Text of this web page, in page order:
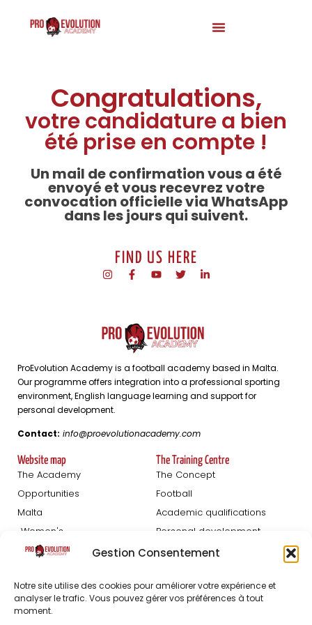
Gestion Consentement
Notre site utilise des cookies pour améliorer votre expérience et
analyser le trafic. Vous pouvez gérer vos préférences à tout
moment.
Congratulations,
votre candidature a bien
été prise en compte !
Un mail de confirmation vous a été
envoyé et vous recevrez votre
convocation officielle via WhatsApp
dans les jours qui suivent.
FIND US HERE
ProEvolution Academy is a football academy based in Malta.
Our programme offers integration into a professional sporting
environment, English language learning and support for
personal development.
Contact: info@proevolutionacademy.com
Website map
The Academy
Opportunities
Malta
Women's
Blog
The Training Centre
The Concept
Football
Academic qualifications
Personal development
Football Trials
Registration Men
Women's registration
About us
The staff